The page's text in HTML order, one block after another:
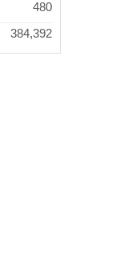
học
nghị
480
384,392